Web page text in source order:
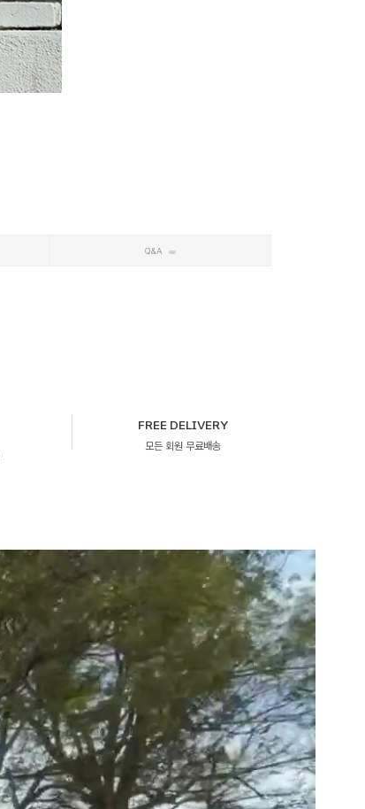
Q&A
FREE DELIVERY
모든 회원 무료배송